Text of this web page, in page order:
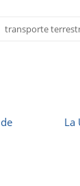
transporte
La